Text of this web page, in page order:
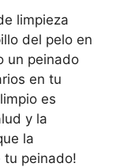
limpieza
del pelo en
un peinado
en tu
es
y la
la
tu peinado!